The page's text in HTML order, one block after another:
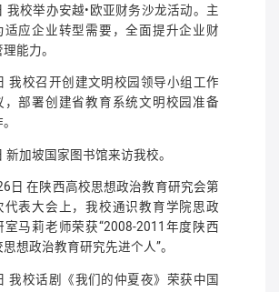
我校举办安越•欧亚财务沙龙活动。主
适应企业转型需要，全面提升企业财
能力。
我校召开创建文明校园领导小组工作
，部署创建省教育系统文明校园准备
新加坡国家图书馆来访我校。
日 在陕西高校思想政治教育研究会第
代表大会上，我校通识教育学院思政
室马莉老师荣获“2008-2011年度陕西
想政治教育研究先进个人”。
我校话剧《我们的仲夏夜》荣获中国